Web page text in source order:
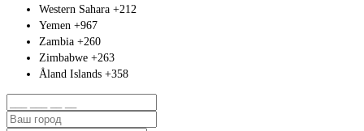
Western Sahara +212
Yemen +967
Zambia +260
Zimbabwe +263
Åland Islands +358